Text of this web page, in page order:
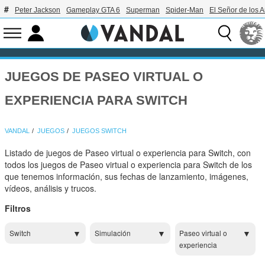
Peter Jackson Gameplay GTA 6 Superman Spider-Man El Señor de los
JUEGOS DE PASEO VIRTUAL O
EXPERIENCIA PARA SWITCH
VANDAL JUEGOS JUEGOS SWITCH
Listado de juegos de Paseo virtual o experiencia para Switch, con
todos los juegos de Paseo virtual o experiencia para Switch de los
que tenemos información, sus fechas de lanzamiento, imágenes,
vídeos, análisis y trucos.
Filtros
Switch Simulación
Paseo virtual o
experiencia